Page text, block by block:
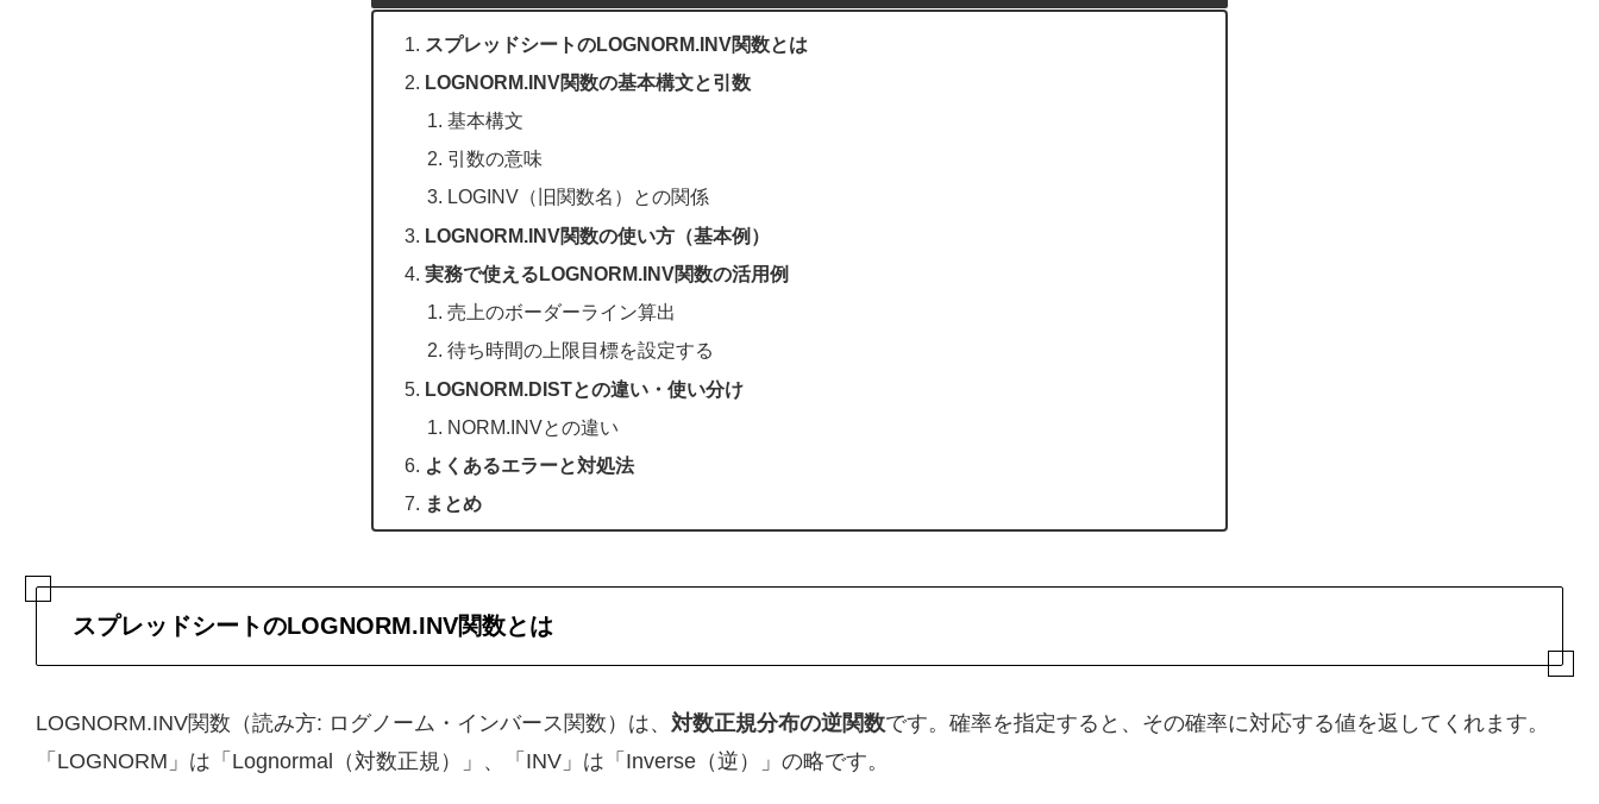
スプレッドシートのLOGNORM.INV関数とは
LOGNORM.INV関数の基本構文と引数
基本構文
引数の意味
LOGINV（旧関数名）との関係
LOGNORM.INV関数の使い方（基本例）
実務で使えるLOGNORM.INV関数の活用例
売上のボーダーライン算出
待ち時間の上限目標を設定する
LOGNORM.DISTとの違い・使い分け
NORM.INVとの違い
よくあるエラーと対処法
まとめ
スプレッドシートのLOGNORM.INV関数とは
LOGNORM.INV関数（読み方: ログノーム・インバース関数）は、 対数正規分布の逆関数です。確率を指定すると、その確率に対応する値を返してくれます。
「LOGNORM」は「Lognormal（対数正規）」、「INV」は「Inverse（逆）」の略です。